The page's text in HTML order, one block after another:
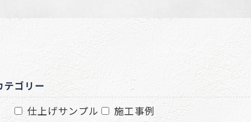
テゴリー
仕上げサンプル
施工事例